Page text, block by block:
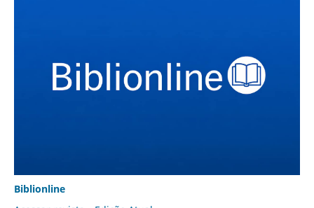
Biblionline